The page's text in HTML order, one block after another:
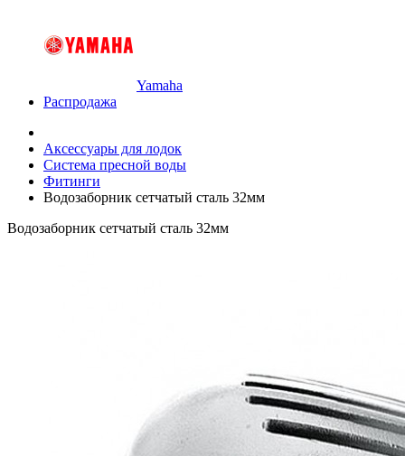
Yamaha
Распродажа
Аксессуары для лодок
Система пресной воды
Фитинги
Водозаборник сетчатый сталь 32мм
Водозаборник сетчатый сталь 32мм